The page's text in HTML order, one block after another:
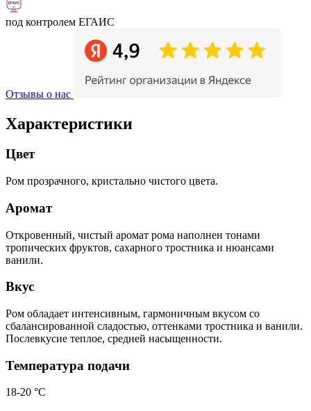
под контролем ЕГАИС
Отзывы о нас
Характеристики
Цвет
Ром прозрачного, кристально чистого цвета.
Аромат
Откровенный, чистый аромат рома наполнен тонами
тропических фруктов, сахарного тростника и нюансами
ванили.
Вкус
Ром обладает интенсивным, гармоничным вкусом со
сбалансированной сладостью, оттенками тростника и ванили.
Послевкусие теплое, средней насыщенности.
Температура подачи
18-20 °С